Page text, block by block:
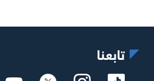
تابعنا